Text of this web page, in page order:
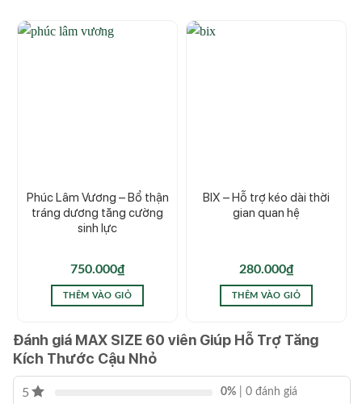
Phúc Lâm Vương – Bổ thận
tráng dương tăng cường
sinh lực
750.000₫
THÊM VÀO GIỎ
BIX – Hỗ trợ kéo dài thời
gian quan hệ
280.000₫
THÊM VÀO GIỎ
Đánh giá MAX SIZE 60 viên Giúp Hỗ Trợ Tăng
Kích Thước Cậu Nhỏ
5 0%| 0 đánh giá